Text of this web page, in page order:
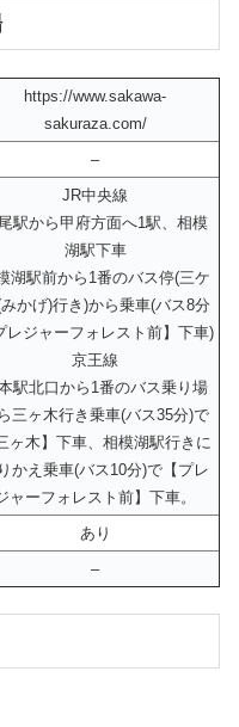
https://www.sakawa-
sakuraza.com/
–
JR中央線
駅から甲府方面へ1駅、相模
湖駅下車
湖駅前から1番のバス停(三ケ
かげ)行き)から乗車(バス8分
レジャーフォレスト前】下車)
京王線
駅北口から1番のバス乗り場
三ヶ木行き乗車(バス35分)で
ヶ木】下車、相模湖駅行きに
かえ乗車(バス10分)で【プレ
ャーフォレスト前】下車。
あり
–